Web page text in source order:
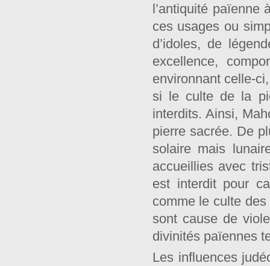
l’antiquité païenne
ces usages ou
d’idoles, de
excellence,
environnant celle-
si le culte de la
interdits. Ainsi,
pierre sacrée. De
solaire mais
accueillies avec
est interdit pour
comme le culte des
sont cause de
divinités païennes
Les influences